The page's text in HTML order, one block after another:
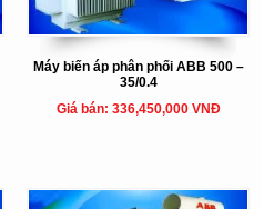
Máy biến áp phân phối ABB 500 –
35/0.4
Giá bán: 336,450,000 VNĐ